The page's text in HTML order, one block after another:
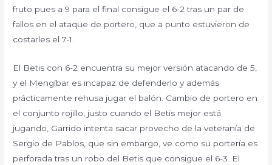
fruto pues a 9 para el final consigue el 6-2 tras un par de
fallos en el ataque de portero, que a punto estuvieron de
costarles el 7-1.
El Betis con 6-2 encuentra su mejor versión atacando de 5,
y el Mengíbar es incapaz de defenderlo y además
prácticamente rehusa jugar el balón. Cambio de portero en
el conjunto rojillo, justo cuando el Betis mejor está
jugando, Garrido intenta sacar provecho de la veteranía de
Sergio de Pablos, que sin embargo, ve como su portería es
perforada tras un robo del Betis que consigue el 6-3. El